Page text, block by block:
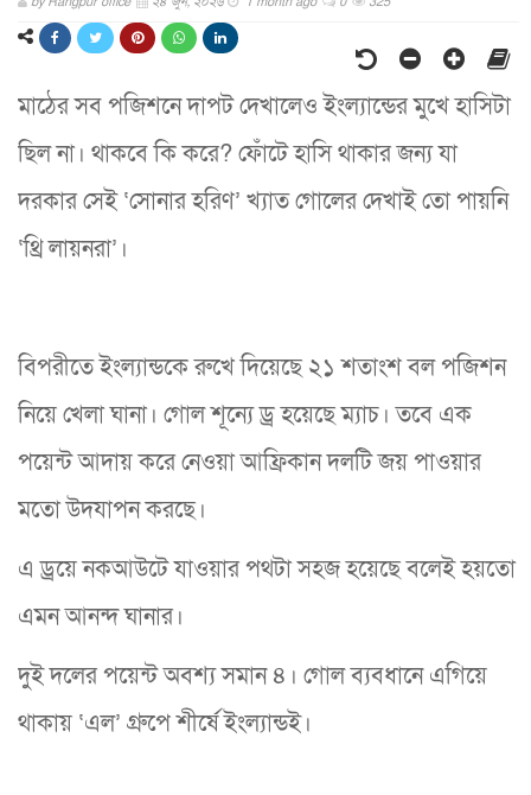
মাঠের সব পজিশনে দাপট দেখালেও ইংল্যান্ডের মুখে হাসিটা
ছিল না। থাকবে কি করে? ফোঁটে হাসি থাকার জন্য যা
দরকার সেই ‘সোনার হরিণ’ খ্যাত গোলের দেখাই তো পায়নি
‘থ্রি লায়নরা’।
বিপরীতে ইংল্যান্ডকে রুখে দিয়েছে ২১ শতাংশ বল পজিশন
নিয়ে খেলা ঘানা। গোল শূন্যে ড্র হয়েছে ম্যাচ। তবে এক
পয়েন্ট আদায় করে নেওয়া আফ্রিকান দলটি জয় পাওয়ার
মতো উদযাপন করছে।
এ ড্রয়ে নকআউটে যাওয়ার পথটা সহজ হয়েছে বলেই হয়তো
এমন আনন্দ ঘানার।
দুই দলের পয়েন্ট অবশ্য সমান ৪। গোল ব্যবধানে এগিয়ে
থাকায় ‘এল’ গ্রুপে শীর্ষে ইংল্যান্ডই।